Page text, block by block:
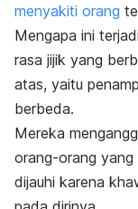
menyakiti orang
Mengapa ini
rasa jijik yang
atas, yaitu
berbeda.
Mereka
orang-orang yang
dijauhi karena